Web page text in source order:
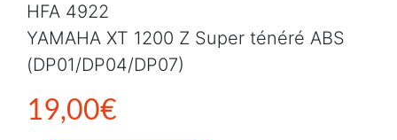
19,00€
HFA 4922
YAMAHA XT 1200 Z Super ténéré ABS
(DP01/DP04/DP07)